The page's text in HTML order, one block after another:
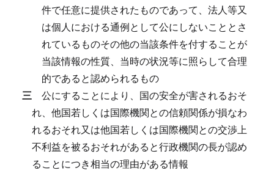
件で任意に提供されたものであって、法人等又
は個人における通例として公にしないこととさ
れているものその他の当該条件を付することが
当該情報の性質、当時の状況等に照らして合理
的であると認められるもの
三 公にすることにより、国の安全が害されるおそ
れ、他国若しくは国際機関との信頼関係が損なわ
れるおそれ又は他国若しくは国際機関との交渉上
不利益を被るおそれがあると行政機関の長が認め
ることにつき相当の理由がある情報